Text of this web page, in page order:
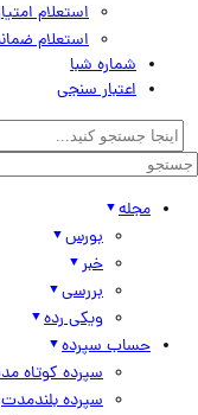
استعلام امتیاز
استعلام
شماره شبا
اعتبار سنجی
مجله
بورس
خبر
بررسی
ویکی رده
حساب سپرده
سپرده کوتاه مدت
سپرده بلندمدت